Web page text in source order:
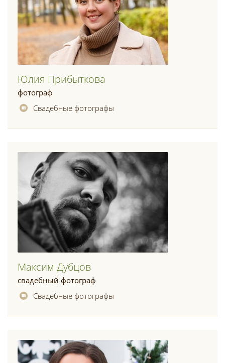
Юлия Прибыткова
фотограф
Свадебные фотографы
Максим Дубцов
свадебный фотограф
Свадебные фотографы